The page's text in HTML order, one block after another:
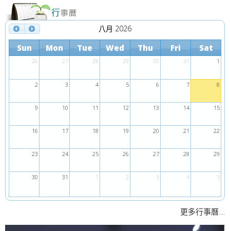
八月 2026
Sun Mon Tue Wed Thu Fri Sat
26 27 28 29 30 31 1
2 3 4 5 6 7 8
9 10 11 12 13 14 15
16 17 18 19 20 21 22
23 24 25 26 27 28 29
30 31 1 2 3 4 5
更多行事曆....